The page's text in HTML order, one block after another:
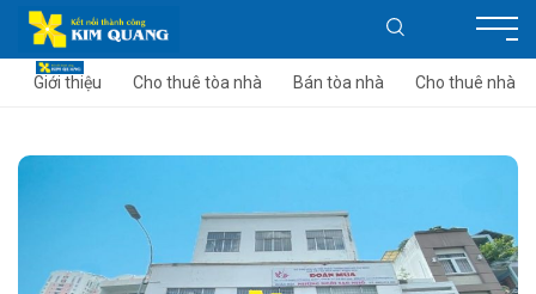
Giới thiệu Cho thuê tòa nhà Bán tòa nhà Cho thuê nhà